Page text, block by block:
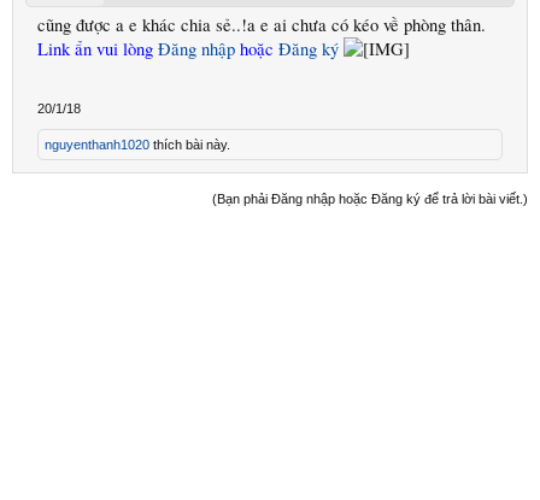
cũng được a e khác chia sẻ..!a e ai chưa có kéo về phòng thân.
Link ẩn vui lòng Đăng nhập hoặc Đăng ký
20/1/18
nguyenthanh1020 thích bài này.
(Bạn phải Đăng nhập hoặc Đăng ký để trả lời bài viết.)